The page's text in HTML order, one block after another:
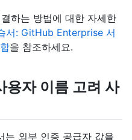
하는 방법에 대한 자세한
서: GitHub Enterprise 서
을 참조하세요.
용자 이름 고려 사
외부 인증 공급자 값을